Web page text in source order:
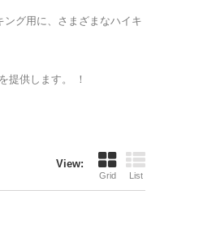
グ用に、さまざまなハイキ
提供します。 ！
View:
Grid List